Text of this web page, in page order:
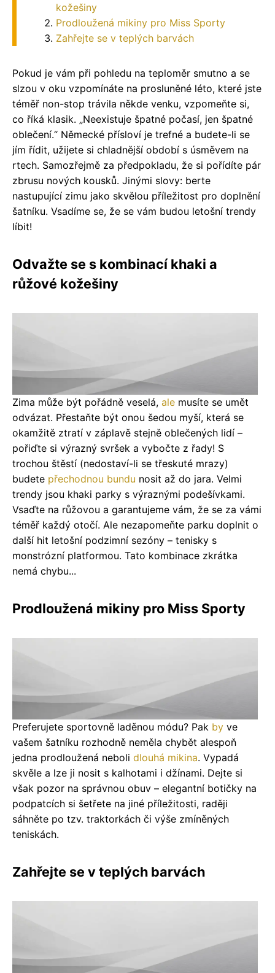
kožešiny
Prodloužená mikiny pro Miss Sporty
Zahřejte se v teplých barvách
Pokud je vám při pohledu na teploměr smutno a se
slzou v oku vzpomínáte na prosluněné léto, které jste
téměř non-stop trávila někde venku, vzpomeňte si,
co říká klasik. „Neexistuje špatné počasí, jen špatné
oblečení.“ Německé přísloví je trefné a budete-li se
jím řídit, užijete si chladnější období s úsměvem na
rtech. Samozřejmě za předpokladu, že si pořídíte pár
zbrusu nových kousků. Jinými slovy: berte
nastupující zimu jako skvělou příležitost pro doplnění
šatníku. Vsadíme se, že se vám budou letošní trendy
líbit!
Odvažte se s kombinací khaki a
růžové kožešiny
Zima může být pořádně veselá, ale musíte se umět
odvázat. Přestaňte být onou šedou myší, která se
okamžitě ztratí v záplavě stejně oblečených lidí –
pořiďte si výrazný svršek a vybočte z řady! S
trochou štěstí (nedostaví-li se třeskuté mrazy)
budete přechodnou bundu nosit až do jara. Velmi
trendy jsou khaki parky s výraznými podešívkami.
Vsaďte na růžovou a garantujeme vám, že se za vámi
téměř každý otočí. Ale nezapomeňte parku doplnit o
další hit letošní podzimní sezóny – tenisky s
monstrózní platformou. Tato kombinace zkrátka
nemá chybu...
Prodloužená mikiny pro Miss Sporty
Preferujete sportovně laděnou módu? Pak by ve
vašem šatníku rozhodně neměla chybět alespoň
jedna prodloužená neboli dlouhá mikina. Vypadá
skvěle a lze ji nosit s kalhotami i džínami. Dejte si
však pozor na správnou obuv – elegantní botičky na
podpatcích si šetřete na jiné příležitosti, raději
sáhněte po tzv. traktorkách či výše zmíněných
teniskách.
Zahřejte se v teplých barvách